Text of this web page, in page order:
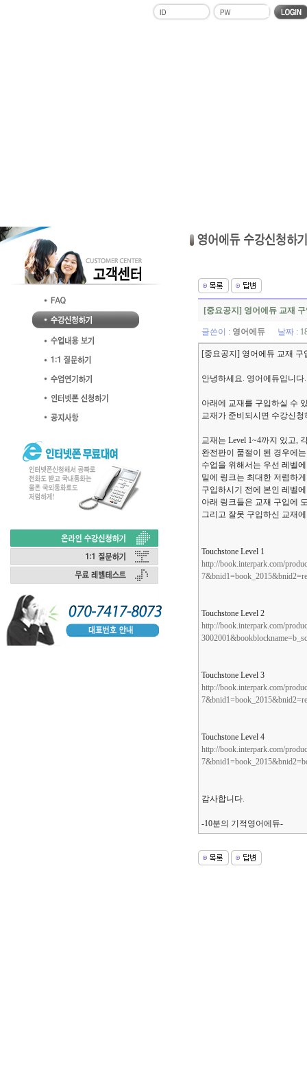
[중요공지] 영어에듀 교재
글쓴이 : 영어에듀 날짜 :
[중요공지] 영어에듀 교재 구
안녕하세요. 영어에듀입니다.
아래에 교재를 구입하실 수
교재가 준비되시면 수강신
교재는 Level 1~4까지 있고,
완전판이 품절이 된 경우에
수업을 위해서는 우선 레벨
밑에 링크는 최대한 저렴하
구입하시기 전에 본인 레벨
아래 링크들은 교재 구입에
그리고 잘못 구입하신 교재
Touchstone Level 1
http://book.interpark.com/
Touchstone Level 2
http://book.interpark.com/
Touchstone Level 3
http://book.interpark.com/
Touchstone Level 4
http://book.interpark.com/
감사합니다.
-10분의 기적영어에듀-